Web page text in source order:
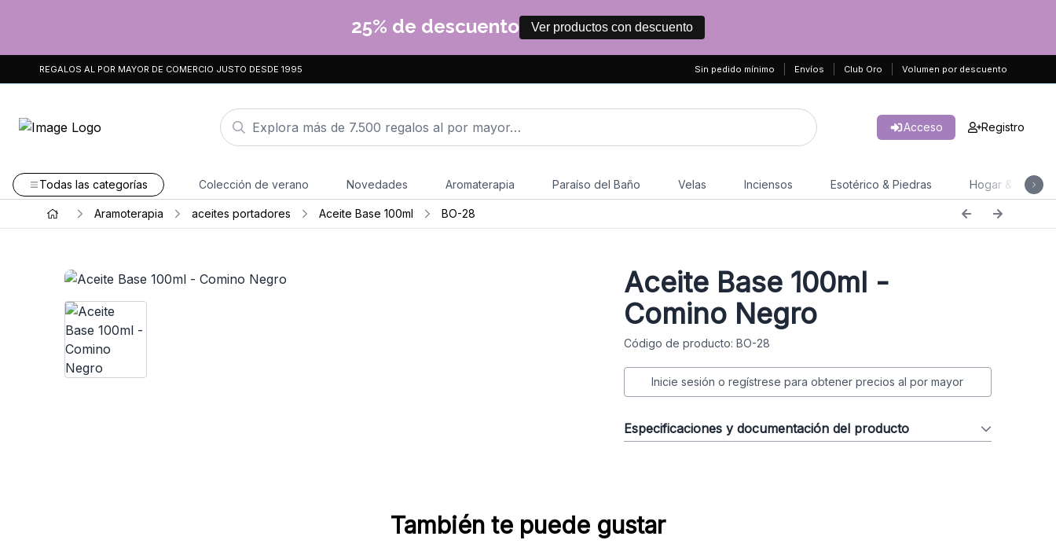
25% de descuento Ver productos con descuento
REGALOS AL POR MAYOR DE COMERCIO JUSTO DESDE 1995 Sin pedido mínimo Envíos Club Oro Volumen por descuento
Acceso Registro
Todas las categorías Colección de verano Novedades Aromaterapia Paraíso del Baño Velas Inciensos Esotérico & Piedras Hogar & Jardín
Aramoterapia aceites portadores Aceite Base 100ml BO-28
Aceite Base 100ml -
Comino Negro
Código de producto: BO-28
Inicie sesión o regístrese para obtener precios al por mayor
Especificaciones y documentación del producto
También te puede gustar